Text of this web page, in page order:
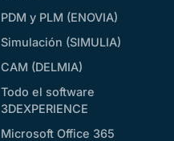
PDM y PLM (ENOVIA)
Simulación (SIMULIA)
CAM (DELMIA)
Todo el software
3DEXPERIENCE
Microsoft Office 365